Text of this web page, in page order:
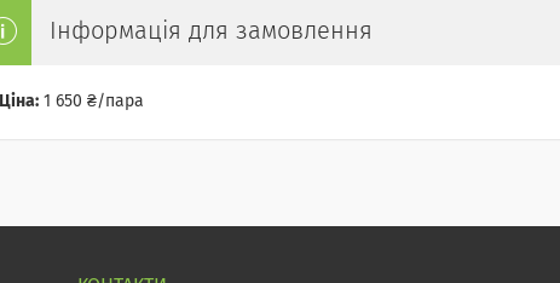
Інформація для замовлення
Ціна: 1 650 ₴/пара